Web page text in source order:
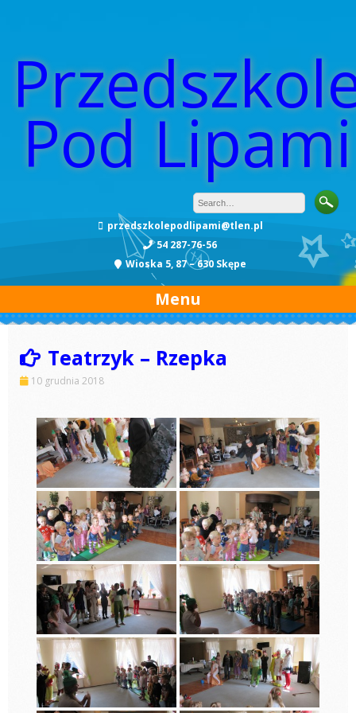
Pod Lipami
przedszkolepodlipami@tlen.pl
54 287-76-56
Wioska 5, 87 – 630 Skępe
Menu
Teatrzyk – Rzepka
10 grudnia 2018